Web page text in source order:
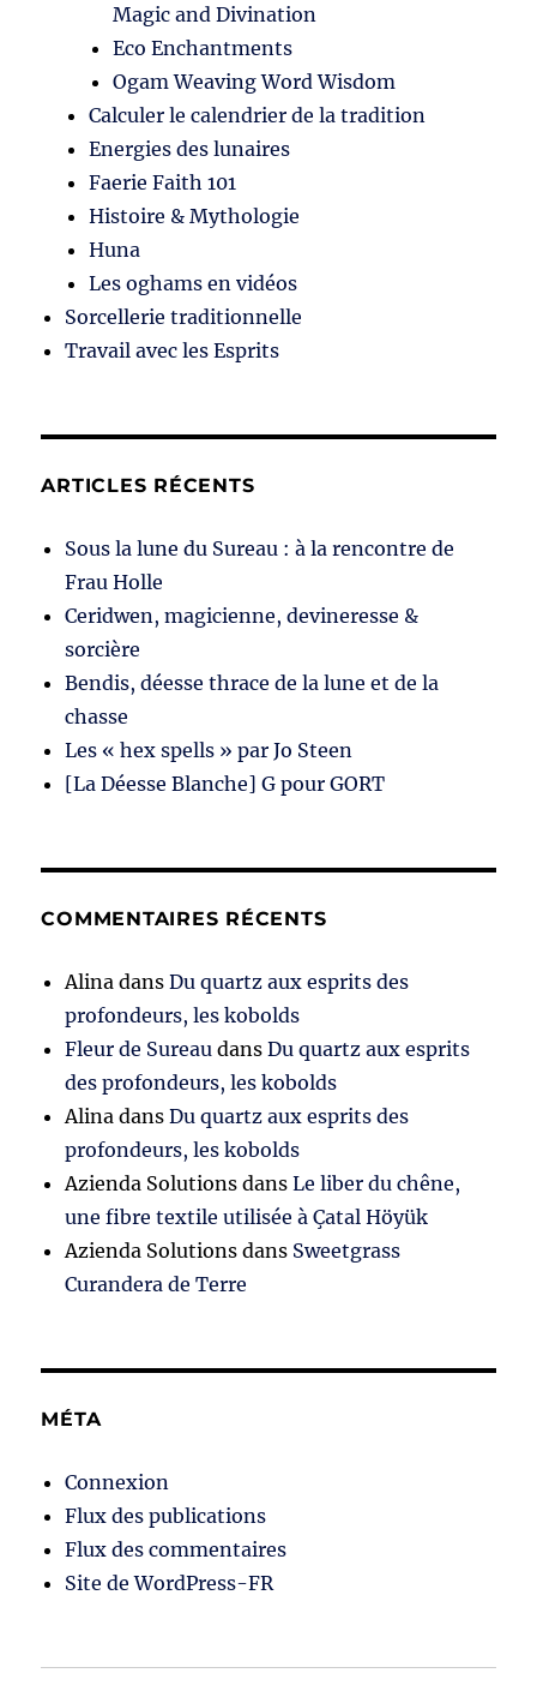
Magic and Divination
Eco Enchantments
Ogam Weaving Word Wisdom
Calculer le calendrier de la tradition
Energies des lunaires
Faerie Faith 101
Histoire & Mythologie
Huna
Les oghams en vidéos
Sorcellerie traditionnelle
Travail avec les Esprits
ARTICLES RÉCENTS
Sous la lune du Sureau : à la rencontre de
Frau Holle
Ceridwen, magicienne, devineresse &
sorcière
Bendis, déesse thrace de la lune et de la
chasse
Les « hex spells » par Jo Steen
[La Déesse Blanche] G pour GORT
COMMENTAIRES RÉCENTS
Alina dansDu quartz aux esprits des
profondeurs, les kobolds
Fleur de Sureau dansDu quartz aux esprits
des profondeurs, les kobolds
Alina dansDu quartz aux esprits des
profondeurs, les kobolds
Azienda Solutions dansLe liber du chêne,
une fibre textile utilisée à Çatal Höyük
Azienda Solutions dans Sweetgrass
Curandera de Terre
MÉTA
Connexion
Flux des publications
Flux des commentaires
Site de WordPress-FR